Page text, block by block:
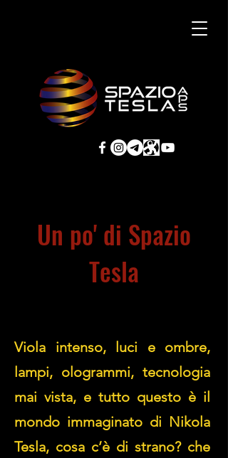
Un po' di Spazio
Tesla
Viola intenso, luci e ombre,
lampi, ologrammi, tecnologia
mai vista, e tutto questo è il
mondo immaginato di Nikola
Tesla, cosa c’è di strano? che